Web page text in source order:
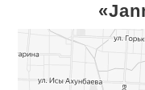
ул.